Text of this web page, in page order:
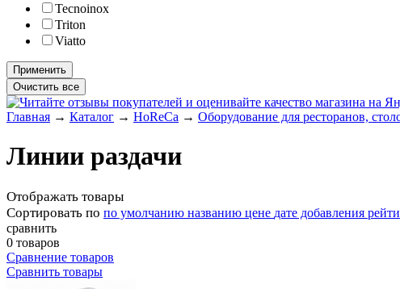
Tecnoinox
Triton
Viatto
Главная → Каталог → HoReCa → Оборудование для ресторанов,
Линии раздачи
Отображать товары
Сортировать по по умолчанию названию цене дате добавления
сравнить
0 товаров
Сравнение товаров
Сравнить товары